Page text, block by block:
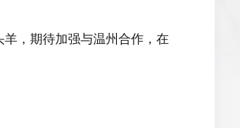
，期待加强与温州合作，在